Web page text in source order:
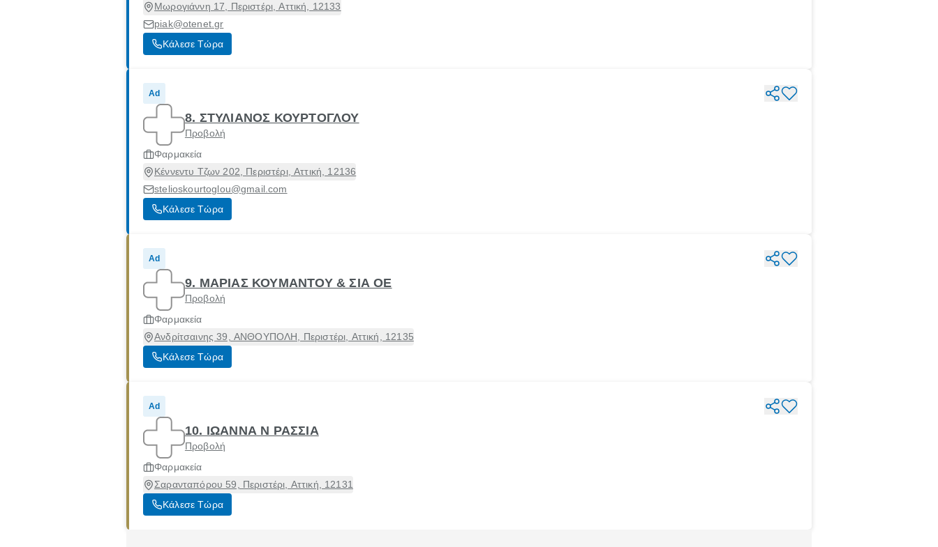
Μωρογιάννη 17, Περιστέρι, Αττική, 12133
piak@otenet.gr
Κάλεσε Τώρα
Ad
8. ΣΤΥΛΙΑΝΟΣ ΚΟΥΡΤΟΓΛΟΥ
Προβολή
Φαρμακεία
Κέννεντυ Τζων 202, Περιστέρι, Αττική, 12136
stelioskourtoglou@gmail.com
Κάλεσε Τώρα
Ad
9. ΜΑΡΙΑΣ ΚΟΥΜΑΝΤΟΥ & ΣΙΑ ΟΕ
Προβολή
Φαρμακεία
Ανδρίτσαινης 39, ΑΝΘΟΥΠΟΛΗ, Περιστέρι, Αττική, 12135
Κάλεσε Τώρα
Ad
10. ΙΩΑΝΝΑ Ν ΡΑΣΣΙΑ
Προβολή
Φαρμακεία
Σαρανταπόρου 59, Περιστέρι, Αττική, 12131
Κάλεσε Τώρα